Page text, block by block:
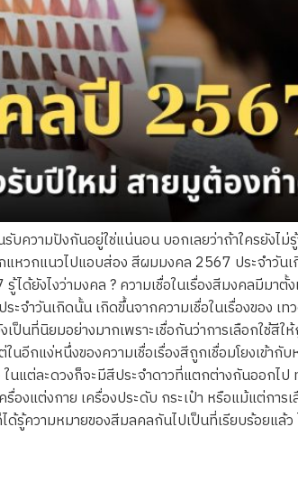
ความปังกันอยู่ใช่แน่นอน บอกเลยว่าถ้าใครยังไม่
หวกแนวไปแอบส่อง สีผมมงคล 2567 ประจำวัน
ยังไงว่ามงคล ? ความเชื่อในเรื่องสีมงคลมีมา
จำวันเกิดนั้น เกิดขึ้นจากความเชื่อในเรื่องของ
ที่นิยมอย่างมากเพราะเชื่อกันว่าการเลือกใช้สีใ
อีกแง่หนึ่งของความเชื่อเรื่องสีถูกเชื่อมโยงเข้า
แต่ละดวงก็จะมีสีประจำดาวที่แตกต่างกันออกไป
องแต่งกาย เครื่องประดับ กระเป๋า หรือแม้แต่ก
รู้ความหมายของสีมลคลกันไปเป็นที่เรียบร้อยแล้